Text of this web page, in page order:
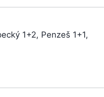
1+2, Penzeš 1+1,